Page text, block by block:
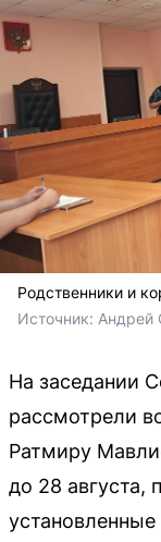
Родственники и
Источник: Андрей
На заседании
рассмотрели
Ратмиру
до 28 августа,